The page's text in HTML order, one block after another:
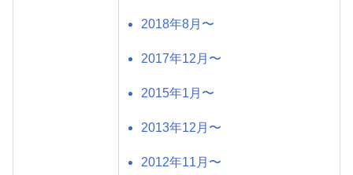
2018年8月〜
2017年12月〜
2015年1月〜
2013年12月〜
2012年11月〜